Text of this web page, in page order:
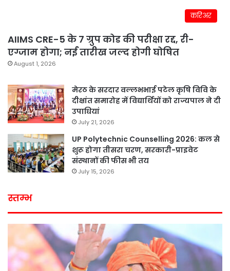
करिअर
AIIMS CRE-5 के 7 ग्रुप कोड की परीक्षा रद्द, री-
एग्जाम होगा; नई तारीख जल्द होगी घोषित
August 1, 2026
मेरठ के सरदार वल्लभभाई पटेल कृषि विवि के
दीक्षांत समारोह में विद्यार्थियों को राज्यपाल ने दी
उपाधियां
July 21, 2026
UP Polytechnic Counselling 2026: कल से
शुरू होगा तीसरा चरण, सरकारी-प्राइवेट
संस्थानों की फीस भी तय
July 15, 2026
स्तम्भ